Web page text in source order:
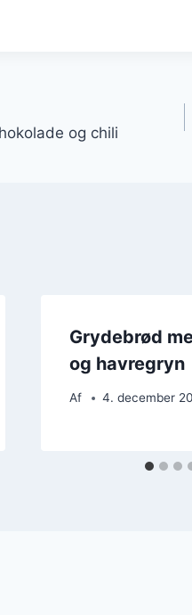
og chili
Grydebrød
og havregryn
Af 4. december